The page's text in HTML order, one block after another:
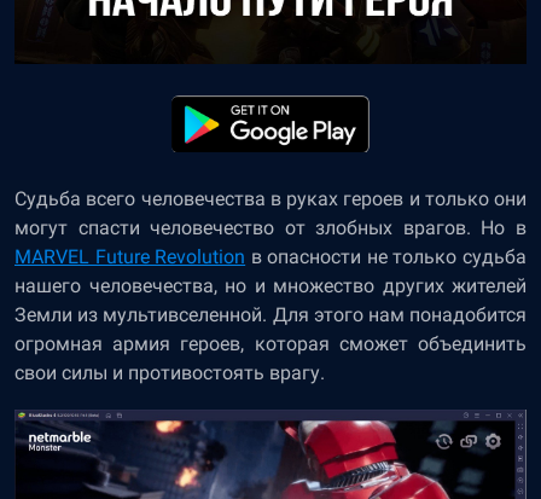
Судьба всего человечества в руках героев и только они
могут спасти человечество от злобных врагов. Но в
MARVEL Future Revolution в опасности не только судьба
нашего человечества, но и множество других жителей
Земли из мультивселенной. Для этого нам понадобится
огромная армия героев, которая сможет объединить
свои силы и противостоять врагу.